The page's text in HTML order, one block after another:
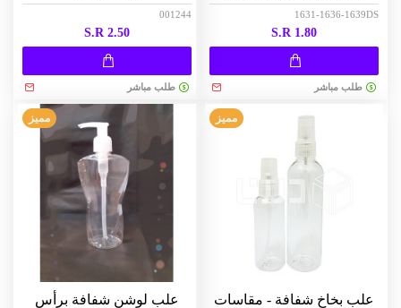
1631-1636-1639DS
S.R 1.80
طلب مباشر
001244
S.R 2.50
طلب مباشر
مميز
علب بخاخ شفافة - مقاسات
مميز
علب لوشن شفافة برأس